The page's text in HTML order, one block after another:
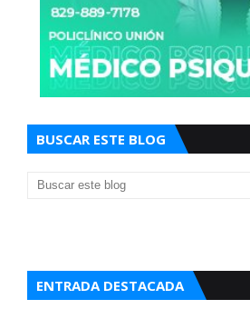
BUSCAR ESTE BLOG
ENTRADA DESTACADA